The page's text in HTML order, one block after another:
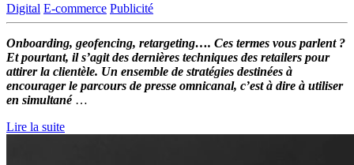
Digital E-commerce Publicité
Onboarding, geofencing, retargeting…. Ces termes vous parlent ?
Et pourtant, il s’agit des dernières techniques des retailers pour
attirer la clientèle. Un ensemble de stratégies destinées à
encourager le parcours de presse omnicanal, c’est à dire à utiliser
en simultané …
Lire la suite